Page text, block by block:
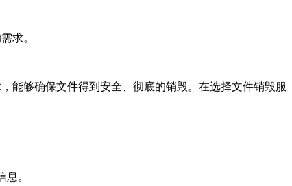
求。
能够确保文件得到安全、彻底的销毁。在选择文件销毁服
。